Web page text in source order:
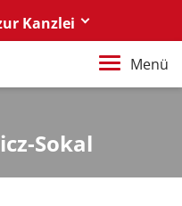
Kanzlei
Menü
Sokal